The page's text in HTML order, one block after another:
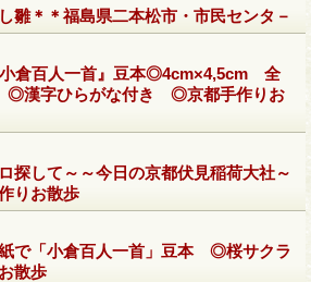
雛＊＊福島県二本松市・市民センタ－
小倉百人一首』豆本◎4cm×4,5cm 全
漢字ひらがな付き ◎京都手作りお
探して～～今日の京都伏見稲荷大社～
りお散歩
で「小倉百人一首」豆本 ◎桜サクラ
散歩